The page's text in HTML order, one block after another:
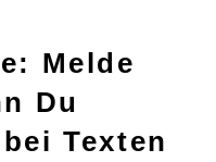
Melde
Du
Texten